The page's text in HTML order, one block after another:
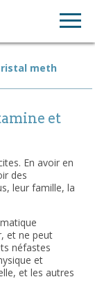
meth
et
En avoir en
des
leur famille, la
et ne peut
néfastes
et
et les autres